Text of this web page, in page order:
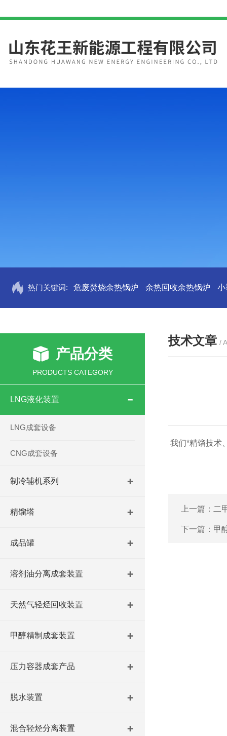
热门关键词: 危废焚烧余热锅炉 余热回收余热锅炉 小
产品分类
PRODUCTS CATEGORY
LNG液化装置
LNG成套设备
CNG成套设备
制冷辅机系列
精馏塔
成品罐
溶剂油分离成套装置
天然气轻烃回收装置
甲醇精制成套装置
压力容器成套产品
脱水装置
混合轻烃分离装置
技术文章 /
我们*精馏技术
上一篇： 二
下一篇： 甲